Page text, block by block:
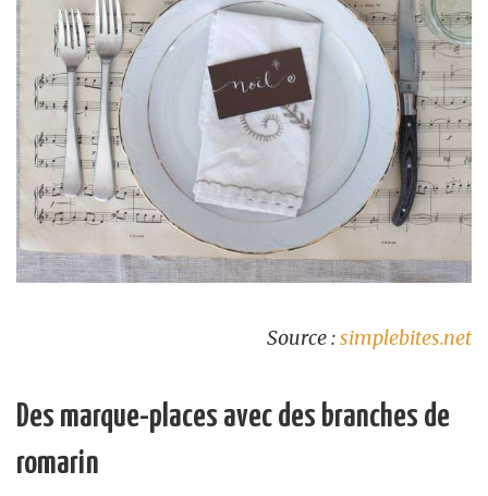
Source :simplebites.net
Des marque-places avec des branches de
romarin